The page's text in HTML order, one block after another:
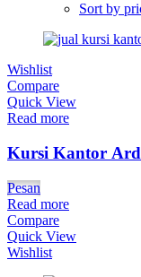
Sort by
Wishlist
Compare
Quick View
Read more
Kursi Kantor
Pesan
Read more
Compare
Quick View
Wishlist